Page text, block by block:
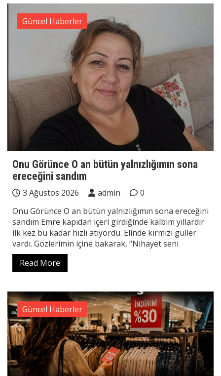
Güncel Haberler
Onu Görünce O an bütün yalnızlığımın sona
ereceğini sandım
3 Ağustos 2026 admin
0
Onu Görünce O an bütün yalnızlığımın sona ereceğini
sandım Emre kapıdan içeri girdiğinde kalbim yıllardır
ilk kez bu kadar hızlı atıyordu. Elinde kırmızı güller
vardı. Gözlerimin içine bakarak, “Nihayet seni
Read More
Güncel Haberler